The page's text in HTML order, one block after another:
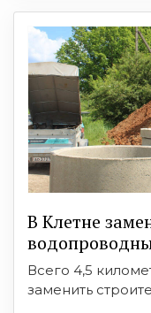
В Клетне
Всего 4,5
заменить